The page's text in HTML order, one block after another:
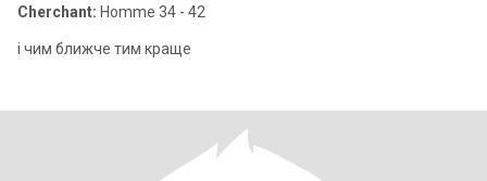
Cherchant: Homme 34 - 42
і чим ближче тим краще